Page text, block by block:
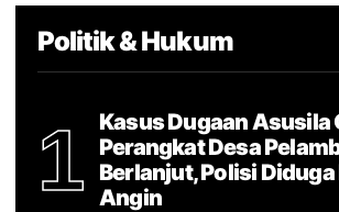
Politik & Hukum
1
Kasus Dugaan Asusila
Perangkat Desa
Berlanjut, Polisi
Angin